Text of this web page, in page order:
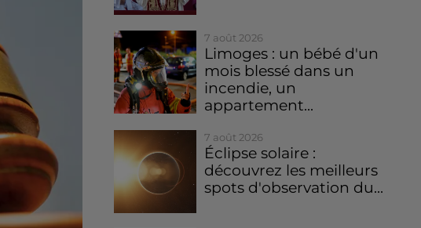
7 août 2026
Limoges : un bébé d'un
mois blessé dans un
incendie, un
appartement...
7 août 2026
Éclipse solaire :
découvrez les meilleurs
spots d'observation du...